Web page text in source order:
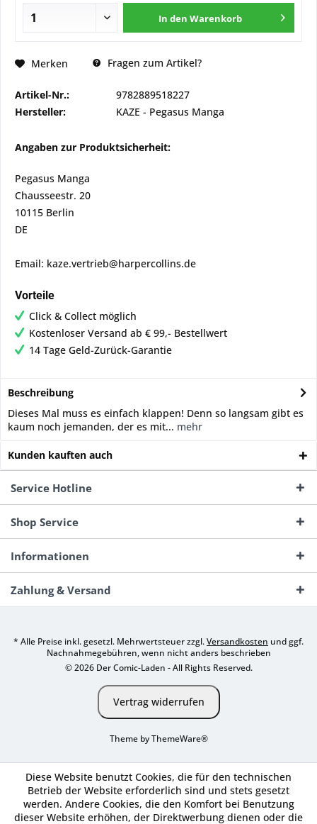
In den Warenkorb
Merken Fragen zum Artikel?
Artikel-Nr.:
9782889518227
Hersteller:
KAZE - Pegasus Manga
Angaben zur Produktsicherheit:
Pegasus Manga
Chausseestr. 20
10115 Berlin
DE
Email: kaze.vertrieb@harpercollins.de
Vorteile
Click & Collect möglich
Kostenloser Versand ab € 99,- Bestellwert
14 Tage Geld-Zurück-Garantie
Beschreibung
Dieses Mal muss es einfach klappen! Denn so langsam gibt es
kaum noch jemanden, der es mit... mehr
Kunden kauften auch
Service Hotline
Shop Service
Informationen
Zahlung & Versand
* Alle Preise inkl. gesetzl. Mehrwertsteuer zzgl.Versandkosten und ggf.
Nachnahmegebühren, wenn nicht anders beschrieben
© 2026 Der Comic-Laden - All Rights Reserved.
Vertrag widerrufen
Theme byThemeWare®
Diese Website benutzt Cookies, die für den technischen
Betrieb der Website erforderlich sind und stets gesetzt
werden. Andere Cookies, die den Komfort bei Benutzung
dieser Website erhöhen, der Direktwerbung dienen oder die